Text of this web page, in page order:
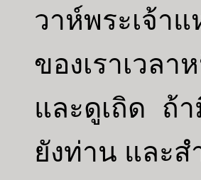
วาห์พระเจ้า
ของเราเวล
และดูเถิด ถ้
ยังท่าน และ